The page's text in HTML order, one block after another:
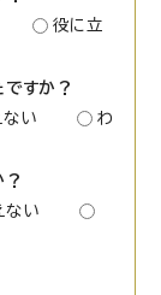
役に立
ですか？
ない
わ
？
ない